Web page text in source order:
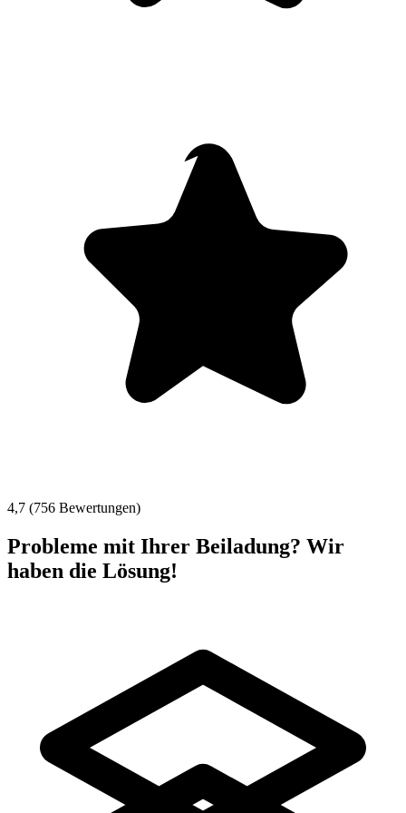
4,7 (756 Bewertungen)
Probleme mit Ihrer Beiladung? Wir
haben die Lösung!